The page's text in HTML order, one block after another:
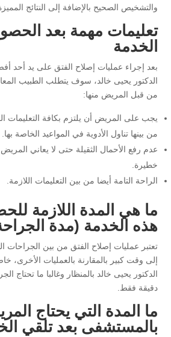
والتشخيص الصحيح بالإضافة إلى النتائج
تعليمات مهمة بعد
الخدمة
بعد إجراء عمليات إصلاح الفتق على يد أحد
الدكتور يحيى خالد، سوف يتطلب الطبيب
من قبل المريض منها:
يجب على المريض أن يلتزم بكافة التعليمات
من بينها تناول الأدوية في المواعيد الخاصة بها.
عدم رفع الأحمال الثقيلة حتى لا يعاني
خطيرة.
الراحة التامة أيضا من بين التعليمات اللازمة.
ما هي المدة اللازمة
هذه الخدمة (مدة
تعتبر عمليات إصلاح الفتق من بين الجراحات
إلى وقت كبير بالمقارنة بالعمليات الأخرى،
دقيقة فقط.
ما المدة التي يحتاج
بالمستشفى بعد تلقي